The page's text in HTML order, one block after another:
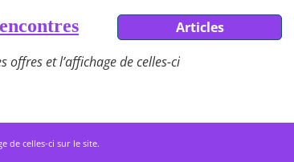
Articles
offres et l’affichage de celles-ci
de celles-ci sur le site.